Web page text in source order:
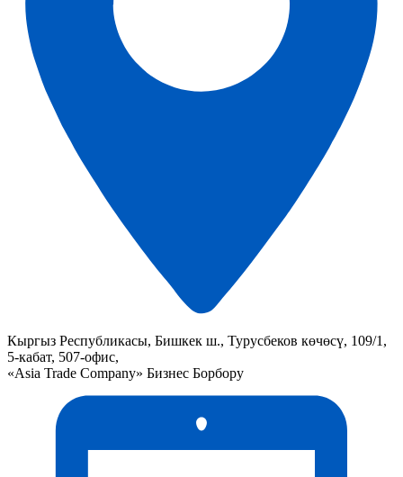
Кыргыз Республикасы, Бишкек ш., Турусбеков көчөсү, 109/1,
5-кабат, 507-офис,
«Asia Trade Company» Бизнес Борбору